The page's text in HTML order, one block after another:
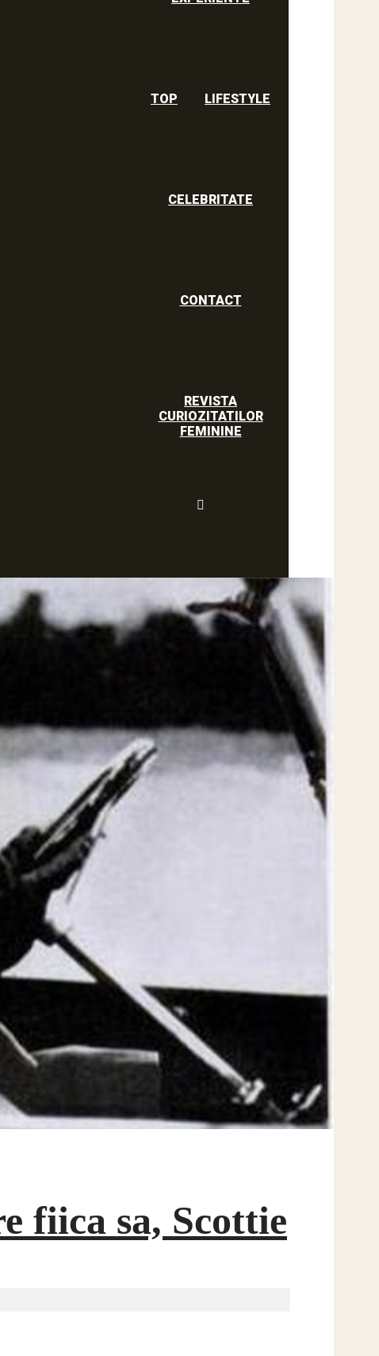
TOP LIFESTYLE
CELEBRITATE
CONTACT
REVISTA
CURIOZITATILOR
FEMININE
fiica sa, Scottie